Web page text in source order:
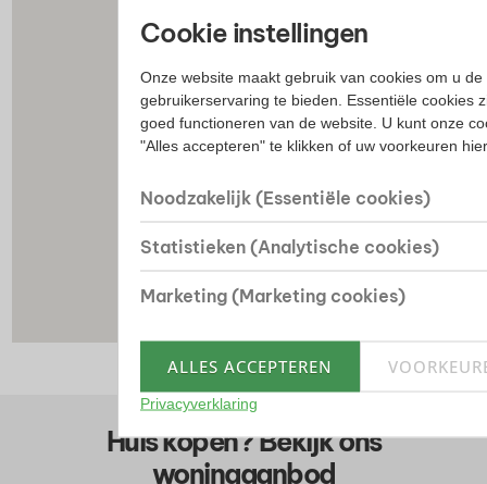
Huis kopen? Bekijk ons
woningaanbod
Cookie instellingen
Onze website maakt gebruik van cookies om u
gebruikerservaring te bieden. Essentiële cookies
goed functioneren van de website. U kunt onze
"Alles accepteren" te klikken of uw voorkeuren
Noodzakelijk (Essentiële cookies)
Statistieken (Analytische cookies)
Marketing (Marketing cookies)
ALLES ACCEPTEREN
Privacyverklaring